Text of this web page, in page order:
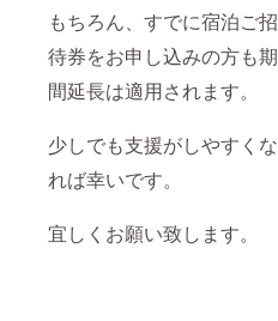
もちろん、すでに宿泊ご招
待券をお申し込みの方も期
間延長は適用されます。
少しでも支援がしやすくな
れば幸いです。
宜しくお願い致します。